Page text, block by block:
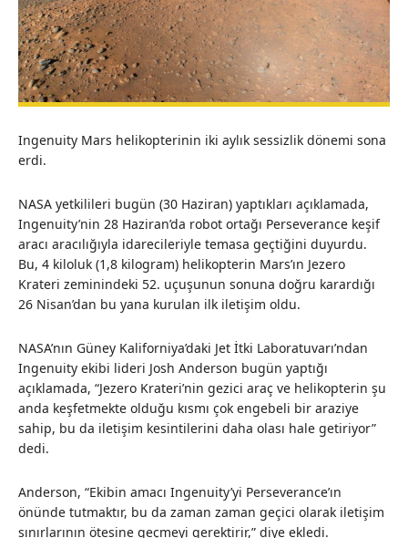
Ingenuity Mars helikopterinin iki aylık sessizlik dönemi sona
erdi.
NASA yetkilileri bugün (30 Haziran) yaptıkları açıklamada,
Ingenuity’nin 28 Haziran’da robot ortağı Perseverance keşif
aracı aracılığıyla idarecileriyle temasa geçtiğini duyurdu.
Bu, 4 kiloluk (1,8 kilogram) helikopterin Mars’ın Jezero
Krateri zeminindeki 52. uçuşunun sonuna doğru karardığı
26 Nisan’dan bu yana kurulan ilk iletişim oldu.
NASA’nın Güney Kaliforniya’daki Jet İtki Laboratuvarı’ndan
Ingenuity ekibi lideri Josh Anderson bugün yaptığı
açıklamada, “Jezero Krateri’nin gezici araç ve helikopterin şu
anda keşfetmekte olduğu kısmı çok engebeli bir araziye
sahip, bu da iletişim kesintilerini daha olası hale getiriyor”
dedi.
Anderson, “Ekibin amacı Ingenuity’yi Perseverance’ın
önünde tutmaktır, bu da zaman zaman geçici olarak iletişim
sınırlarının ötesine geçmeyi gerektirir,” diye ekledi.